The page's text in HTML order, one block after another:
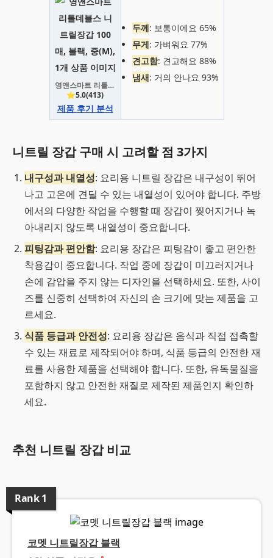
영앤스마트 리틀데블스 니트릴장갑 100매, 블랙, 중(M), 1개
⭐5.0(413)
제품 후기 분석
두께: 보통이에요 65%
무게: 가벼워요 77%
견고함: 견고해요 88%
냄새: 거의 안나요 93%
니트릴 장갑 구매 시 고려할 점 3가지
내구성과 내열성: 요리용 니트릴 장갑은 내구성이 뛰어
나고 고온에 견딜 수 있는 내열성이 있어야 합니다. 주방
에서의 다양한 작업을 수행할 때 장갑이 찢어지거나 녹
아내리지 않도록 내열성이 중요합니다.
피팅감과 편안함: 요리용 장갑은 피팅감이 좋고 편안한
착용감이 중요합니다. 작업 중에 장갑이 미끄러지거나
손에 감압을 주지 않는 디자인을 선택하세요. 또한, 사이
즈를 신중히 선택하여 자신의 손 크기에 맞는 제품을 고
르세요.
식품 등급과 안전성: 요리용 장갑은 음식과 직접 접촉할
수 있는 재료로 제작되어야 하며, 식품 등급의 안전한 재
료를 사용한 제품을 선택해야 합니다. 또한, 유독물질을
포함하지 않고 안전한 재질로 제작된 제품인지 확인하
세요.
추천 니트릴 장갑 비교
Rank1
코멧 니트릴장갑 블랙